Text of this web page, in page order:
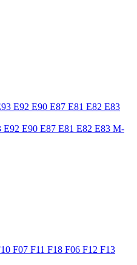
E90 E87 E81 E82 E83 M-